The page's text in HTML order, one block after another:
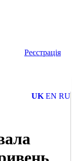
Реєстрація
UK EN RU